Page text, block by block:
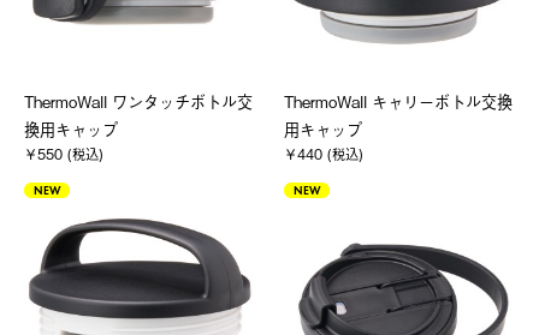
ThermoWall ワンタッチボトル交
換用キャップ
￥550 (税込)
ThermoWall キャリーボトル交換
用キャップ
￥440 (税込)
NEW NEW